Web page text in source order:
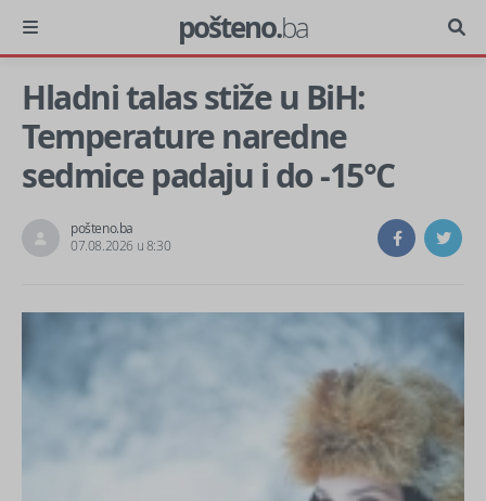
pošteno.ba
Hladni talas stiže u BiH:
Temperature naredne
sedmice padaju i do -15°C
pošteno.ba
07.08.2026 u 8:30